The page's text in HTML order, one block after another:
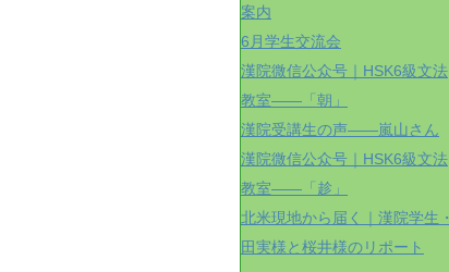
案内
6月学生交流会
漢院微信公众号｜HSK6級文法
教室——「朝」
漢院受講生の声——嵐山さん
漢院微信公众号｜HSK6級文法
教室——「趁」
北米現地から届く｜漢院学生・
田実様と桜井様のリポート